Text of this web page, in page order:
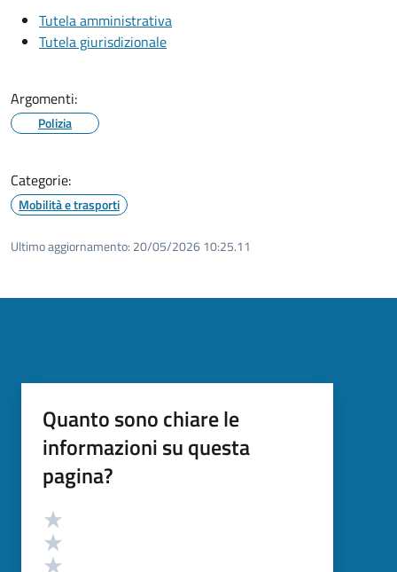
Tutela amministrativa
Tutela giurisdizionale
Argomenti:
Polizia
Categorie:
Mobilità e trasporti
Ultimo aggiornamento: 20/05/2026 10:25.11
Quanto sono chiare le
informazioni su questa
pagina?
Valutazione